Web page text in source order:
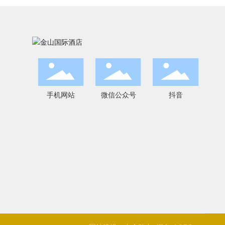
手机网站 微信公众号 抖音